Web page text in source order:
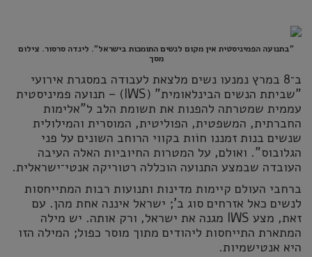
"בתנועה הפמיניסטית אין מקום לנשים התומכות בישראל". לינדה סרסור. צילום
מסך
ב־8 במרץ נמנעו נשים מלצאת לעבודה במסגרת אירועי
"שביתת הנשים הבינלאומית" (IWS) – תנועה פמיניסטית
עממית שמטרתה להפנות את תשומת הלב ל"אלימות
החברתית, המשפטית, הפוליטית, המוסרית והמילולית
שנשים בנות זמננו חוֹות בקווי הרוחב השונים על פני
הגלובוס". ואולם, על המטרות החיוביות האלה העיבה
העובדה שבמצע התנועה הוכללה רטוריקה אנטי־ישראלית.
ברחבי העולם קיימות מדינות ותנועות רבות המתייחסות
לנשים כאל אזרחים סוג ב'; ישראל איננה אחת מהן. עם
זאת, מצע IWS מגנה את ישראל, ורק אותה. יש מילה
המתארת התייחסות ליהודים מתוך מוסר כפול; המילה הזו
היא אנטישמיות.